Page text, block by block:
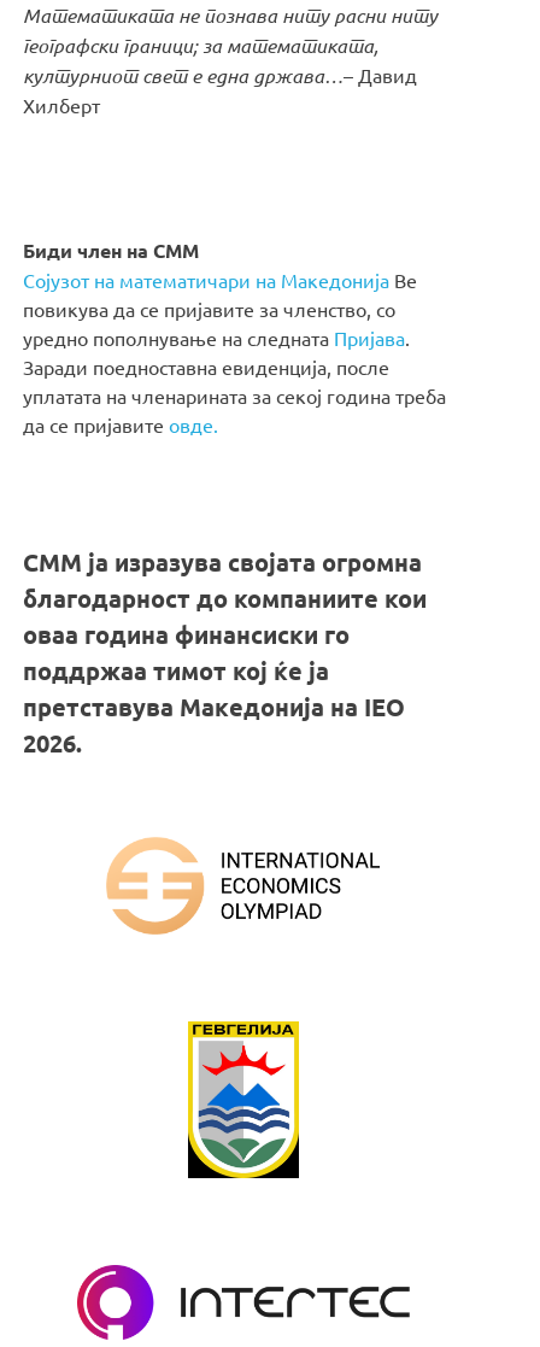
Математиката не познава ниту расни ниту
географски граници; за математиката,
културниот свет е една држава…– Давид
Хилберт
Биди член на СММ
Сојузот на математичари на Македонија Ве
повикува да се пријавите за членство, со
уредно пополнување на следната Пријава
Заради поедноставна евиденција, после
уплатата на членарината за секој година треба
да се пријавитеовде.
СММ ја изразува својата огромна
благодарност до компаниите кои
оваа година финансиски го
поддржаа тимот кој ќе ја
претставува Македонија на IEO
2026.